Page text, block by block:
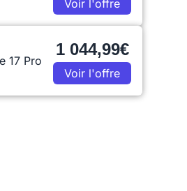
Voir l'offre
17 Pro
1 044,99€
Voir l'offre